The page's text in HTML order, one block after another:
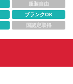
服装自由
ブランクOK
国認定取得